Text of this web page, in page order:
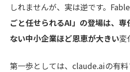
しれませんが、実は逆です。
ごと任せられるAI」の登場は、
ない中小企業ほど恩恵が大きい変
第一歩としては、claude.aiの有